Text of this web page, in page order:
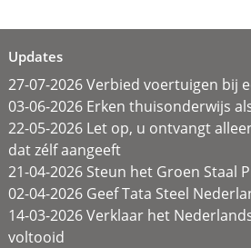
Updates
27-07-2026 Verbied voertuigen bij
03-06-2026 Erken thuisonderwijs
22-05-2026 Let op, u ontvangt
dat zélf aangeeft
21-04-2026 Steun het Groen Staal
02-04-2026 Geef Tata Steel
14-03-2026 Verklaar het
voltooid